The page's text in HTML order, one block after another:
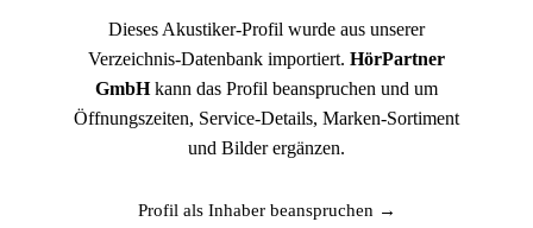
Dieses Akustiker-Profil wurde aus unserer
Verzeichnis-Datenbank importiert. HörPartner
GmbHkann das Profil beanspruchen und um
Öffnungszeiten, Service-Details, Marken-Sortiment
und Bilder ergänzen.
Profil als Inhaber beanspruchen →